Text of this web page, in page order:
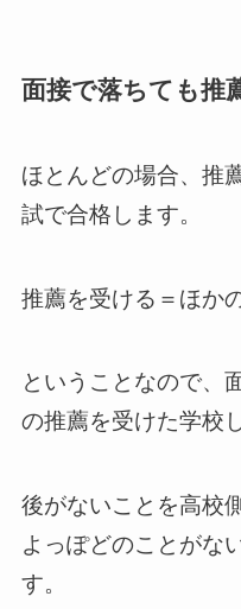
面接で落ちても推
ほとんどの場合、推
試で合格します。
推薦を受ける＝ほか
ということなので、
の推薦を受けた学校
後がないことを高校
よっぽどのことがな
す。